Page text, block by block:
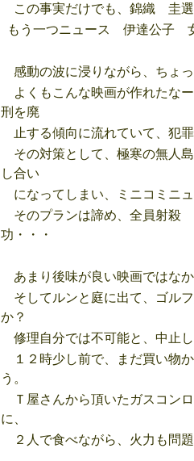
この事実だけでも、錦織 圭選
もう一つニュース 伊達公子 女
感動の波に浸りながら、ちょっ
よくもこんな映画が作れたな
刑を廃
止する傾向に流れていて、犯罪
その対策として、極寒の無人
し合い
になってしまい、ミニコミニュ
そのプランは諦め、全員射殺
功・・・
あまり後味が良い映画ではな
そしてルンと庭に出て、ゴル
か？
修理自分では不可能と、中止し
１２時少し前で、まだ買い物
う。
Ｔ屋さんから頂いたガスコン
に、
２人で食べながら、火力も問題